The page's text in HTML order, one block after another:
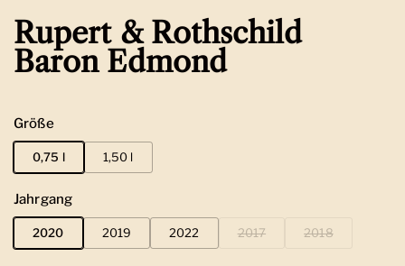
Rupert & Rothschild
Baron Edmond
Größe
0,75 l 1,50 l
Jahrgang
2020 2019 2022 2017 2018